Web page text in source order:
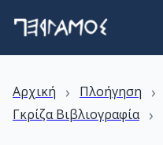
Αρχική › Πλοήγηση ›
Γκρίζα Βιβλιογραφία ›